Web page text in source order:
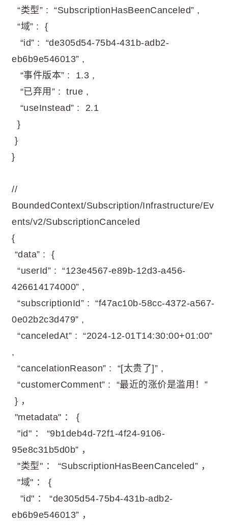
“类型” : “SubscriptionHasBeenCanceled” ,
“域” : {
“id” : “de305d54-75b4-431b-adb2-
eb6b9e546013” ,
“事件版本” : 1.3 ,
“已弃用” : true ,
“useInstead” : 2.1
}
}
}
//
BoundedContext/Subscription/Infrastructure/Ev
ents/v2/SubscriptionCanceled
{
“data” : {
“userId” : “123e4567-e89b-12d3-a456-
426614174000” ,
“subscriptionId” : “f47ac10b-58cc-4372-a567-
0e02b2c3d479” ,
“canceledAt” : “2024-12-01T14:30:00+01:00”
,
“cancelationReason” : “[太贵了]” ,
“customerComment” : “最近的涨价是滥用！”
} ，
"metadata" ： {
"id" ： “9b1deb4d-72f1-4f24-9106-
95e8c31b5d0b” ，
"类型" ： “SubscriptionHasBeenCanceled” ，
"域" ： {
"id" ： “de305d54-75b4-431b-adb2-
eb6b9e546013” ，